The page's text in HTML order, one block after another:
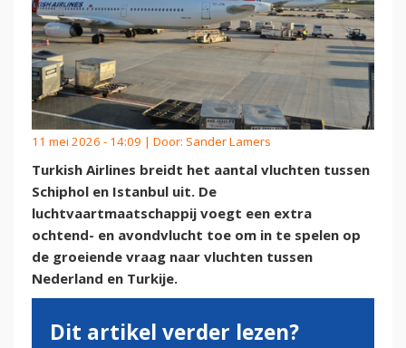
11 mei 2026 - 14:09 | Door: Sander Lamers
Turkish Airlines breidt het aantal vluchten tussen
Schiphol en Istanbul uit. De
luchtvaartmaatschappij voegt een extra
ochtend- en avondvlucht toe om in te spelen op
de groeiende vraag naar vluchten tussen
Nederland en Turkije.
Dit artikel verder lezen?